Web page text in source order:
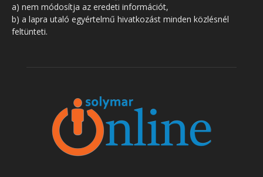
a) nem módosítja az eredeti információt,
b) a lapra utaló egyértelmű hivatkozást minden közlésnél
feltünteti.